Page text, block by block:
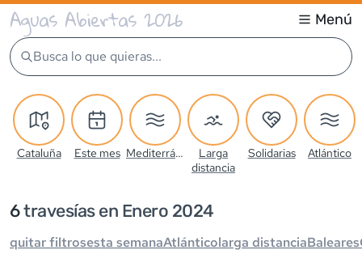
Aguas Abiertas 2026 Menú
Busca lo que quieras...
Cataluña Este mes Mediterráneo
Larga
distancia
Solidarias Atlántico
6travesías en Enero 2024
quitar filtrosesta semanaAtlánticolarga distanciaBaleares